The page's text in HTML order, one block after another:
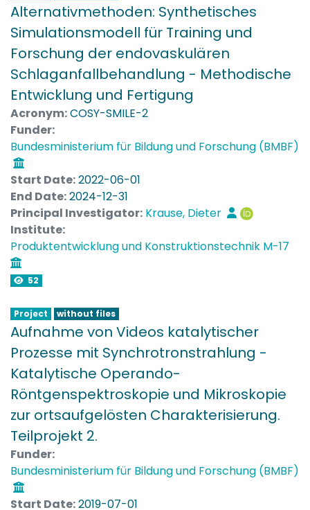
Alternativmethoden: Synthetisches
Simulationsmodell für Training und
Forschung der endovaskulären
Schlaganfallbehandlung - Methodische
Entwicklung und Fertigung
Acronym:COSY-SMILE-2
Funder:
Bundesministerium für Bildung und Forschung (BMBF)
Start Date:2022-06-01
End Date:2024-12-31
Principal Investigator: Krause, Dieter
Institute:
Produktentwicklung und Konstruktionstechnik M-17
52
Project without files
Aufnahme von Videos katalytischer
Prozesse mit Synchrotronstrahlung -
Katalytische Operando-
Röntgenspektroskopie und Mikroskopie
zur ortsaufgelösten Charakterisierung.
Teilprojekt 2.
Funder:
Bundesministerium für Bildung und Forschung (BMBF)
Start Date:2019-07-01